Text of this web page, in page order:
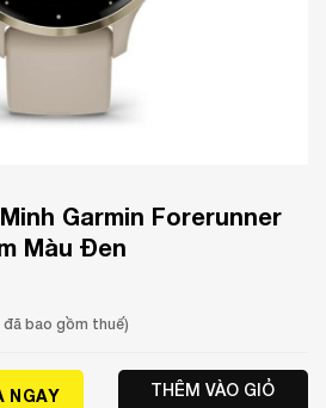
Garmin Forerunner
Màu Đen
đã bao gồm thuế)
Forerunner 255 Music
NGAY
THÊM VÀO GIỎ